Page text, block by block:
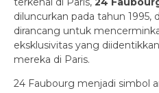
diluncurkan pada tahun 1995,
dirancang untuk
eksklusivitas yang
mereka di Paris.
24 Faubourg menjadi simbol